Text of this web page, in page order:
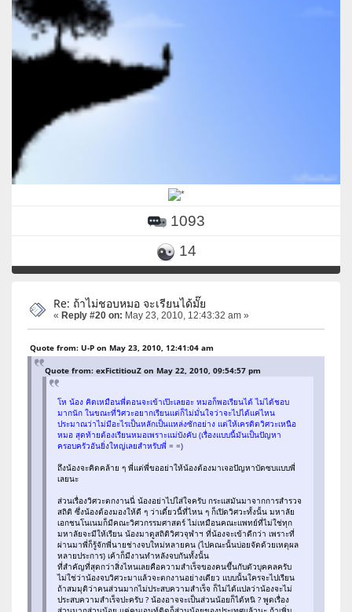
1093
14
Re: ถ้าไม่ชอบหมอ จะเรียนได้มั๊ย
« Reply #20 on: May 23, 2010, 12:43:32 am »
Quote from: U-P on May 23, 2010, 12:41:04 am
Quote from: exFictitiouZ on May 22, 2010, 09:54:57 pm
โห น้อง คิดเหมือนพี่ตอนจะเข้าเป๊ะเลยอะ หมอก็พอเรียนได้ ไม่ได้ชอบ
มากนัก ในขณะที่วิศวะอยากเรียนแต่ก็ไม่มั่นใจว่าจะไปได้แค่ไหน
ประมาณว่าไม่มีอะไรเป็นหลักเป็นแหล่งซักอย่าง แต่ให้เครดิตวิศวะเหนือ
หมอ สุดท้ายต้องเรียนหมอเพราะแม่บังคับ (เรื่องแบบนี้มันเป็นปัญหา
ครอบครัวอันยิ่งใหญ่เลยสำหรับพี่ = =)
ถึงน้องจะคิดคล้าย ๆ พี่แต่พี่ขออย่าให้น้องต้องมาเจอปัญหาบัดซบแบบพี่
เลยนะ
ส่วนเรื่องวิศวะตกงานนี่ น้องอย่าไปใส่ใจครับ กระแสมันมาจากการสำรวจ
สถิติ ซึ่งน้องต้องมองให้ดี ๆ ว่าเดี๋ยวนี้ที่ไหน ๆ ก็เปิดวิศวะทั้งนั้น มหาลัย
เอกชนโนเนมก็มีคณะวิศวกรรมศาสตร์ ไม่เหมือนคณะแพทย์ที่ไม่ใช่ทุก
มหาลัยจะมีให้เรียน น้องมาดูสถิติวิศวจุฬาฯ ที่น้องจะเข้าดีกว่า เพราะที่
ผ่านมาพี่ก็รู้จักพี่นายช่างจบใหม่หลายคน (ไปคณะนั้นบ่อยจัดด้วยเหตุผล
หลายประการ) เค้าก็มีงานทำหลังจบกันทั้งนั้น
ที่สำคัญที่สุดกว่าสิ่งไหนเลยคือความสำเร็จของคนขึ้นกับตัวบุคคลครับ
ไม่ใช่ว่าน้องจบวิศวะมาแล้วจะตกงานอย่างเดียว แบบนั้นใครจะไปเรียน
ถ้าสมมุติว่าคนส่วนมากไม่ประสบความสำเร็จ ก็ไม่ได้แปลว่าน้องจะไม่
ประสบความสำเร็จปะครับ ? น้องอาจจะเป็นส่วนน้อยก็ได้หนิ ? พูดเรื่อง